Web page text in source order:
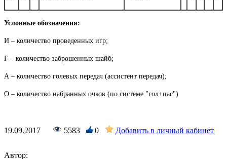
Условные обозначения:
И – количество проведенных игр;
Г – количество заброшенных шайб;
А – количество голевых передач (ассистент передач);
О – количество набранных очков (по системе "гол+пас")
19.09.2017 5583 0 Добавить в личный кабинет
Автор: